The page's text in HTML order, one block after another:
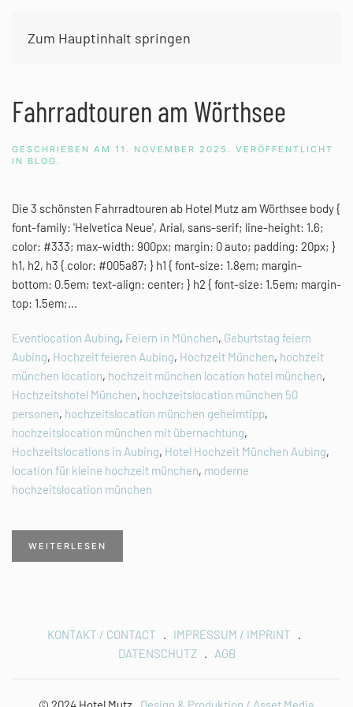
Zum Hauptinhalt springen
Schlagwort:hochzeit münchen location
Fahrradtouren am Wörthsee
GESCHRIEBEN AM 11. NOVEMBER 2025 . VERÖFFENTLICHT
IN BLOG .
Die 3 schönsten Fahrradtouren ab Hotel Mutz am Wörthsee body {
font-family: 'Helvetica Neue', Arial, sans-serif; line-height: 1.6;
color: #333; max-width: 900px; margin: 0 auto; padding: 20px; }
h1, h2, h3 { color: #005a87; } h1 { font-size: 1.8em; margin-
bottom: 0.5em; text-align: center; } h2 { font-size: 1.5em; margin-
top: 1.5em;...
Eventlocation Aubing, Feiern in München, Geburtstag feiern
Aubing, Hochzeit feieren Aubing, Hochzeit München, hochzeit
münchen location, hochzeit münchen location hotel münchen,
Hochzeitshotel München, hochzeitslocation münchen 50
personen, hochzeitslocation münchen geheimtipp,
hochzeitslocation münchen mit übernachtung,
Hochzeitslocations in Aubing, Hotel Hochzeit München Aubing,
location für kleine hochzeit münchen, moderne
hochzeitslocation münchen
WEITERLESEN
KONTAKT / CONTACT . IMPRESSUM / IMPRINT .
DATENSCHUTZ. AGB